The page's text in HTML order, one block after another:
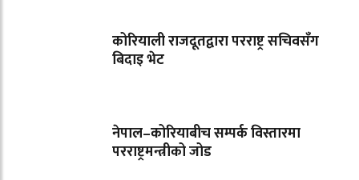
कोरियाली राजदूतद्वारा परराष्ट्र सचिवसँग
बिदाइ भेट
नेपाल–कोरियाबीच सम्पर्क विस्तारमा
परराष्ट्रमन्त्रीको जोड